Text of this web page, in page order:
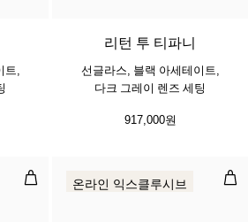
,
리턴 투 티파니
선글라스, 블랙 아세테이트,
다크 그레이 렌즈 세팅
917,000원
선글라스 블랙 아세테이트, 다크 그
선
온라인 익스클루시브